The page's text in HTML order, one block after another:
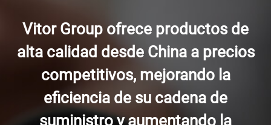
Vitor Group ofrece productos de
alta calidad desde China a precios
competitivos, mejorando la
eficiencia de su cadena de
suministro y aumentando la